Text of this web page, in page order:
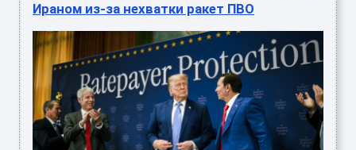
Ираном из-за нехватки ракет ПВО